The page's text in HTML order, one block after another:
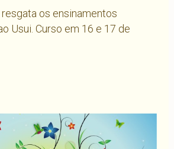
os ensinamentos
Usui. Curso em 16 e 17 de